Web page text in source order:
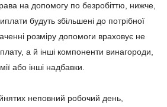
на допомогу по безробіттю, нижче,
будуть збільшені до потрібної
розміру допомоги враховує не
плату, а й інші компоненти винагороди,
або інші надбавки.
неповний робочий день,